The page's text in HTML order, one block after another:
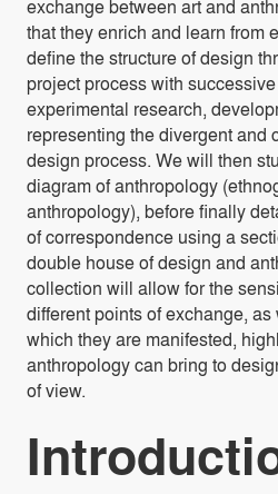
exchange between art and
that they enrich and learn from
define the structure of design
project process with
experimental research,
representing the divergent and
design process. We will then
diagram of anthropology
anthropology), before finally
of correspondence using a
double house of design and
collection will allow for the
different points of exchange,
which they are manifested,
anthropology can bring to
of view.